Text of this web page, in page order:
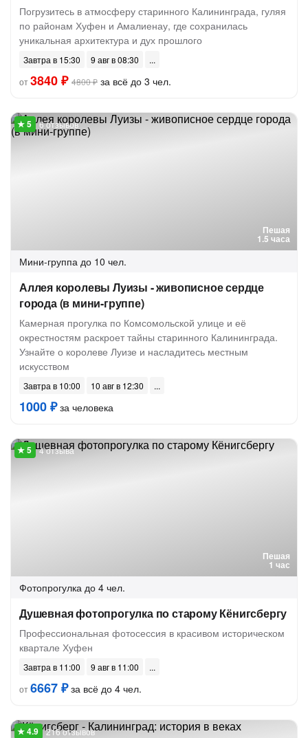
Погрузитесь в атмосферу старинного Калининграда, гуляя
по районам Хуфен и Амалиенау, где сохранилась
уникальная архитектура и дух прошлого
Завтра в 15:30
9 авг в 08:30
от3840 ₽ 4800 ₽ за всё до 3 чел.
Пешая
1.5 часа
6 отзывов
Мини-группа до 10 чел.
Аллея королевы Луизы - живописное сердце
города (в мини-группе)
Камерная прогулка по Комсомольской улице и её
окрестностям раскроет тайны старинного Калининграда.
Узнайте о королеве Луизе и насладитесь местным
искусством
Завтра в 10:00 10 авг в 12:30
1000 ₽за человека
Пешая
1 час
4 отзыва
Фотопрогулка до 4 чел.
Душевная фотопрогулка по старому Кёнигсбергу
Профессиональная фотосессия в красивом историческом
квартале Хуфен
Завтра в 11:00
9 авг в 11:00
от6667 ₽за всё до 4 чел.
216 отзывов